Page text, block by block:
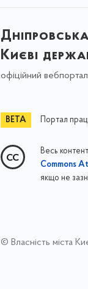
Києві
офіційний вебпортал
Портал
Весь
Commons
якщо не
© Власність міста